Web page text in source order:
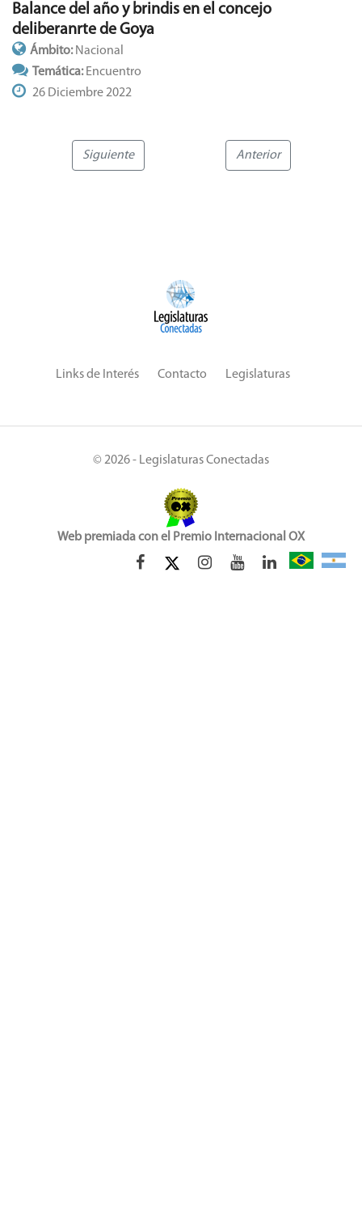
Balance del año y brindis en el concejo
deliberanrte de Goya
Ámbito: Nacional
Temática: Encuentro
26 Diciembre 2022
Siguiente Anterior
Links de Interés Contacto Legislaturas
© 2026 - Legislaturas Conectadas
Web premiada con el Premio Internacional OX